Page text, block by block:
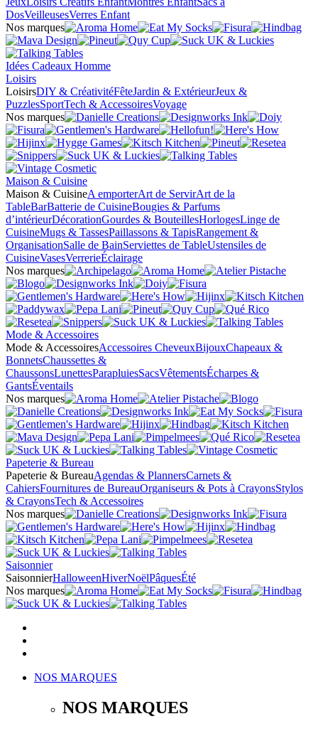
DosVeilleusesVerres Enfant
Nos marques
Idées Cadeaux Homme
Loisirs
LoisirsDIY & CréativitéFêteJardin & ExtérieurJeux &
PuzzlesSportTech & AccessoiresVoyage
Nos marques
Maison & Cuisine
Maison & CuisineA emporterArt de ServirArt de la
TableBarBatterie de CuisineBougies & Parfums
d’intérieurDécorationGourdes & BouteillesHorlogesLinge de
CuisineMugs & TassesPaillassons & TapisRangement &
OrganisationSalle de BainServiettes de TableUstensiles de
CuisineVasesVerrerieÉclairage
Nos marques
Mode & Accessoires
Mode & AccessoiresAccessoires CheveuxBijouxChapeaux &
BonnetsChaussettes &
ChaussonsLunettesParapluiesSacsVêtementsÉcharpes &
GantsÉventails
Nos marques
Papeterie & Bureau
Papeterie & BureauAgendas & PlannersCarnets &
CahiersFournitures de BureauOrganiseurs & Pots à CrayonsStylos
& CrayonsTech & Accessoires
Nos marques
Saisonnier
SaisonnierHalloweenHiverNoëlPâquesÉté
Nos marques
NOS MARQUES
NOS MARQUES